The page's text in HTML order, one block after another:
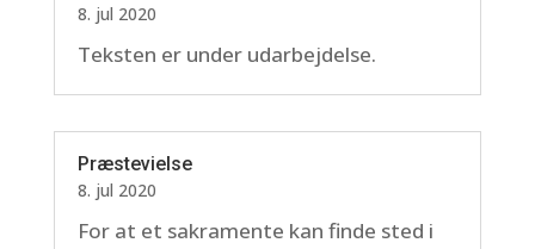
8. jul 2020
Teksten er under udarbejdelse.
Præstevielse
8. jul 2020
For at et sakramente kan finde sted i